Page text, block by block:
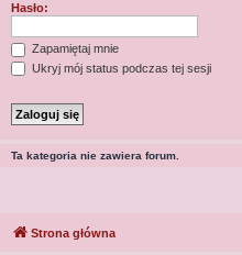
Hasło:
Zapamiętaj mnie
Ukryj mój status podczas tej sesji
Ta kategoria nie zawiera forum.
Strona główna